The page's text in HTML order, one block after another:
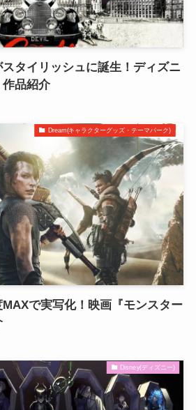
タイリッシュに誕生！ディズニ
品紹介
Dream(キャラクターグッズ・テーマパーク)
で実写化！映画『モンスター
Disney(ディズニー)